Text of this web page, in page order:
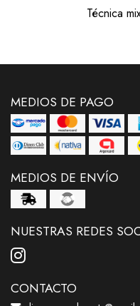
Técnica
MEDIOS DE PAGO
MEDIOS DE ENVÍO
NUESTRAS REDES
CONTACTO